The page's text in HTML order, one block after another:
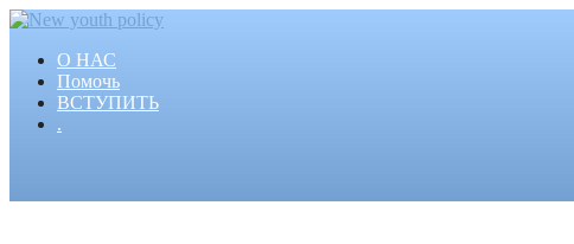
О НАС
Помочь
ВСТУПИТЬ
.